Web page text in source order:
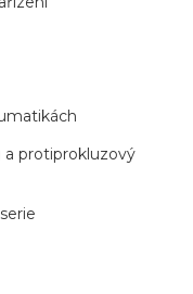
a protiprokluzový